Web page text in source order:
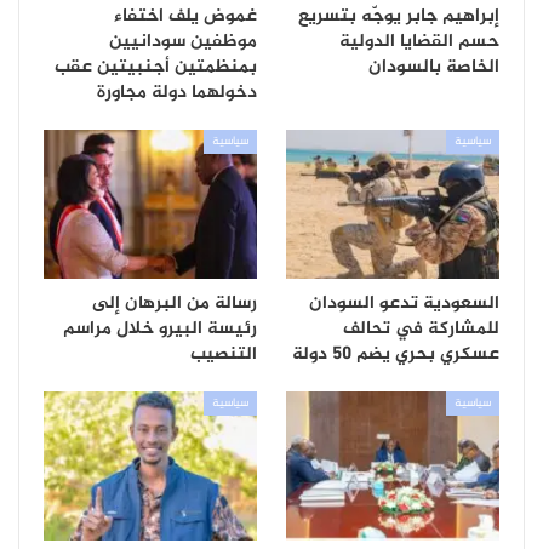
إبراهيم جابر يوجّه بتسريع
حسم القضايا الدولية
الخاصة بالسودان
غموض يلف اختفاء
موظفين سودانيين
بمنظمتين أجنبيتين عقب
دخولهما دولة مجاورة
سياسية
السعودية تدعو السودان
للمشاركة في تحالف
عسكري بحري يضم 50 دولة
سياسية
رسالة من البرهان إلى
رئيسة البيرو خلال مراسم
التنصيب
سياسية سياسية